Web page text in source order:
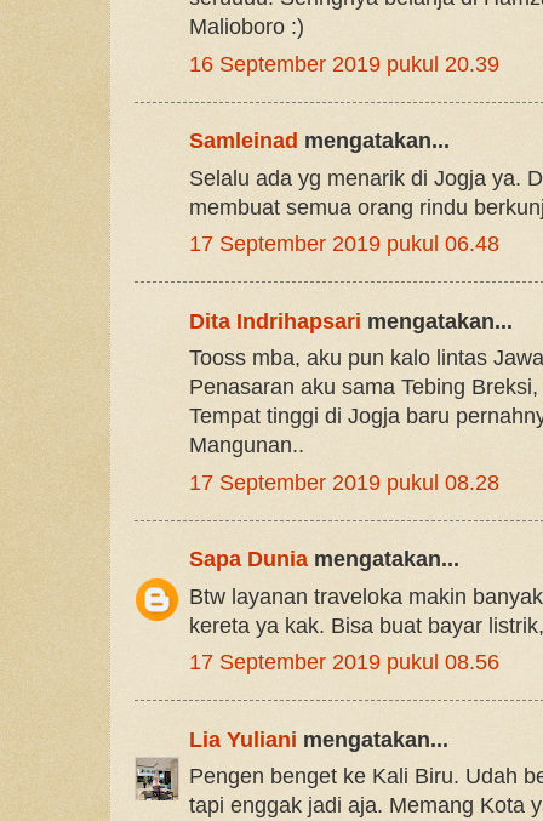
Malioboro :)
16 September 2019 pukul 20.39
Samleinad mengatakan...
Selalu ada yg menarik di Jogja ya.
membuat semua orang rindu
17 September 2019 pukul 06.48
Dita Indrihapsari mengatakan...
Tooss mba, aku pun kalo lintas
Penasaran aku sama Tebing
Tempat tinggi di Jogja baru
Mangunan..
17 September 2019 pukul 08.28
Sapa Duniamengatakan...
Btw layanan traveloka makin
kereta ya kak. Bisa buat bayar
17 September 2019 pukul 08.56
Lia Yuliani mengatakan...
Pengen benget ke Kali Biru. Udah
tapi enggak jadi aja. Memang Kota